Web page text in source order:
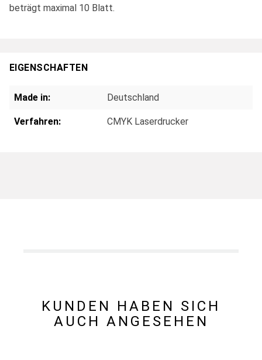
beträgt maximal 10 Blatt.
EIGENSCHAFTEN
Made in: Deutschland
Verfahren: CMYK Laserdrucker
KUNDEN HABEN SICH
AUCH ANGESEHEN